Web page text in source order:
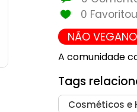
0 Favoritou
NÃO VEGANO
A comunidade
Tags
Cosméticos e